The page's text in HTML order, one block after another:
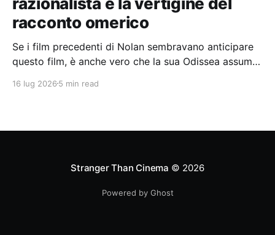
racconto omerico
Se i film precedenti di Nolan sembravano anticipare
questo film, è anche vero che la sua Odissea assume
16 lug 2026 5 min read
Stranger Than Cinema © 2026
Powered by Ghost